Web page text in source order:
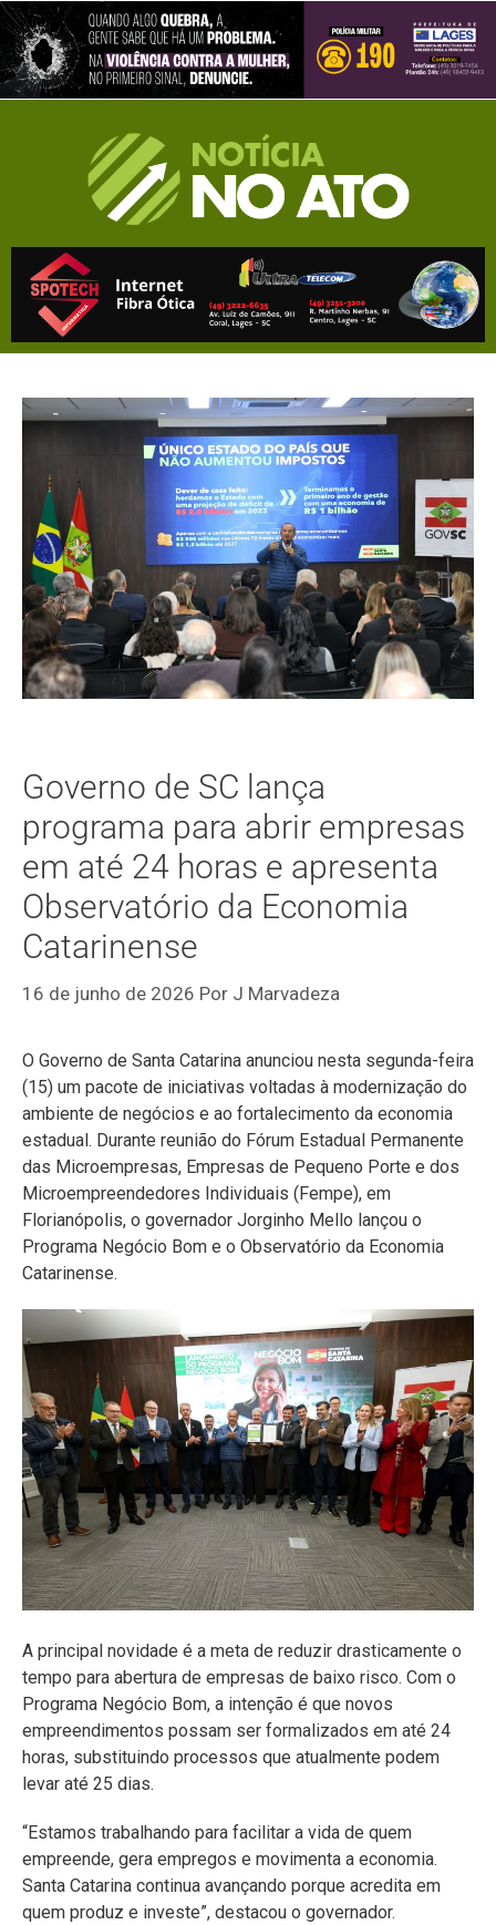
Governo de SC lança
programa para abrir empresas
em até 24 horas e apresenta
Observatório da Economia
Catarinense
16 de junho de 2026 Por J Marvadeza
O Governo de Santa Catarina anunciou nesta segunda-feira
(15) um pacote de iniciativas voltadas à modernização do
ambiente de negócios e ao fortalecimento da economia
estadual. Durante reunião do Fórum Estadual Permanente
das Microempresas, Empresas de Pequeno Porte e dos
Microempreendedores Individuais (Fempe), em
Florianópolis, o governador Jorginho Mello lançou o
Programa Negócio Bom e o Observatório da Economia
Catarinense.
A principal novidade é a meta de reduzir drasticamente o
tempo para abertura de empresas de baixo risco. Com o
Programa Negócio Bom, a intenção é que novos
empreendimentos possam ser formalizados em até 24
horas, substituindo processos que atualmente podem
levar até 25 dias.
“Estamos trabalhando para facilitar a vida de quem
empreende, gera empregos e movimenta a economia.
Santa Catarina continua avançando porque acredita em
quem produz e investe”, destacou o governador.